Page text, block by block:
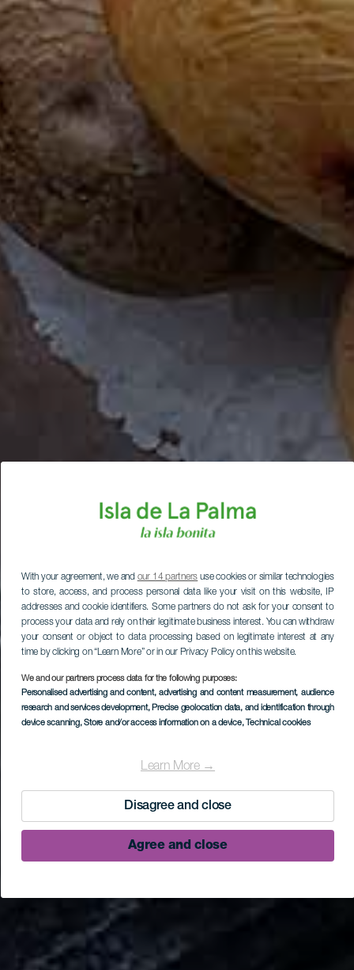
With your agreement, we and our 14 partners use cookies or similar technologies
to store, access, and process personal data like your visit on this website, IP
addresses and cookie identifiers. Some partners do not ask for your consent to
process your data and rely on their legitimate business interest. You can withdraw
your consent or object to data processing based on legitimate interest at any
time by clicking on “Learn More” or in our Privacy Policy on this website.
We and our partners process data for the following purposes:
Personalised advertising and content, advertising and content measurement, audience
research and services development, Precise geolocation data, and identification through
device scanning, Store and/or access information on a device, Technical cookies
Learn More →
Disagree and close
Agree and close